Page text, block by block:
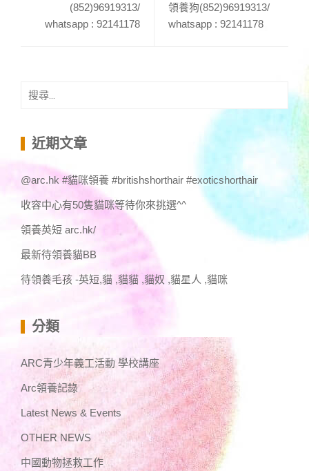
(852)96919313/
whatsapp : 92141178
領養狗(852)96919313/
whatsapp : 92141178
搜
鍵 近期文章
@arc.hk #貓咪領養 #britishshorthair #exoticshorthair
收容中心有50隻貓咪等待你來挑選^^
領養英短 arc.hk/
最新待領養貓BB
待領養毛孩 -英短,貓 ,貓貓 ,貓奴 ,貓星人 ,貓咪
分類
ARC青少年義工活動 學校講座
Arc領養記錄
Latest News & Events
OTHER NEWS
中國動物拯救工作